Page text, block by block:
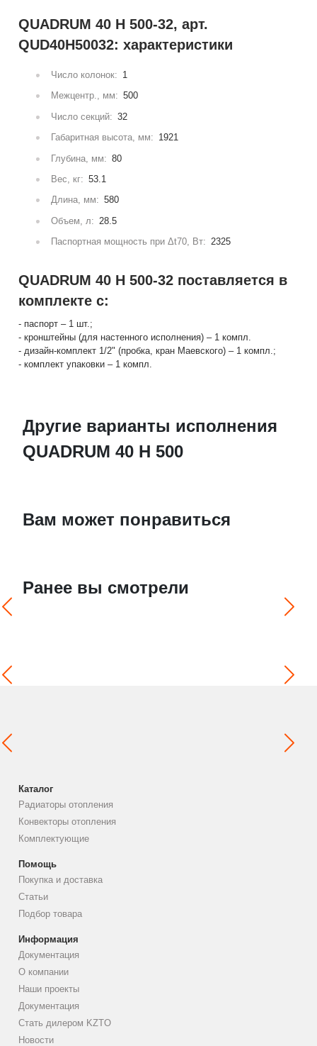
QUADRUM 40 H 500-32, арт.
QUD40H50032: характеристики
Число колонок: 1
Межцентр., мм: 500
Число секций: 32
Габаритная высота, мм: 1921
Глубина, мм: 80
Вес, кг: 53.1
Длина, мм: 580
Объем, л: 28.5
Паспортная мощность при Δt70, Вт: 2325
QUADRUM 40 H 500-32 поставляется в
комплекте с:
- паспорт – 1 шт.;
- кронштейны (для настенного исполнения) – 1 компл.
- дизайн-комплект 1/2" (пробка, кран Маевского) – 1 компл.;
- комплект упаковки – 1 компл.
Другие варианты исполнения
QUADRUM 40 H 500
Вам может понравиться
Ранее вы смотрели
Каталог
Радиаторы отопления
Конвекторы отопления
Комплектующие
Помощь
Покупка и доставка
Статьи
Подбор товара
Информация
Документация
О компании
Наши проекты
Документация
Стать дилером KZTO
Новости